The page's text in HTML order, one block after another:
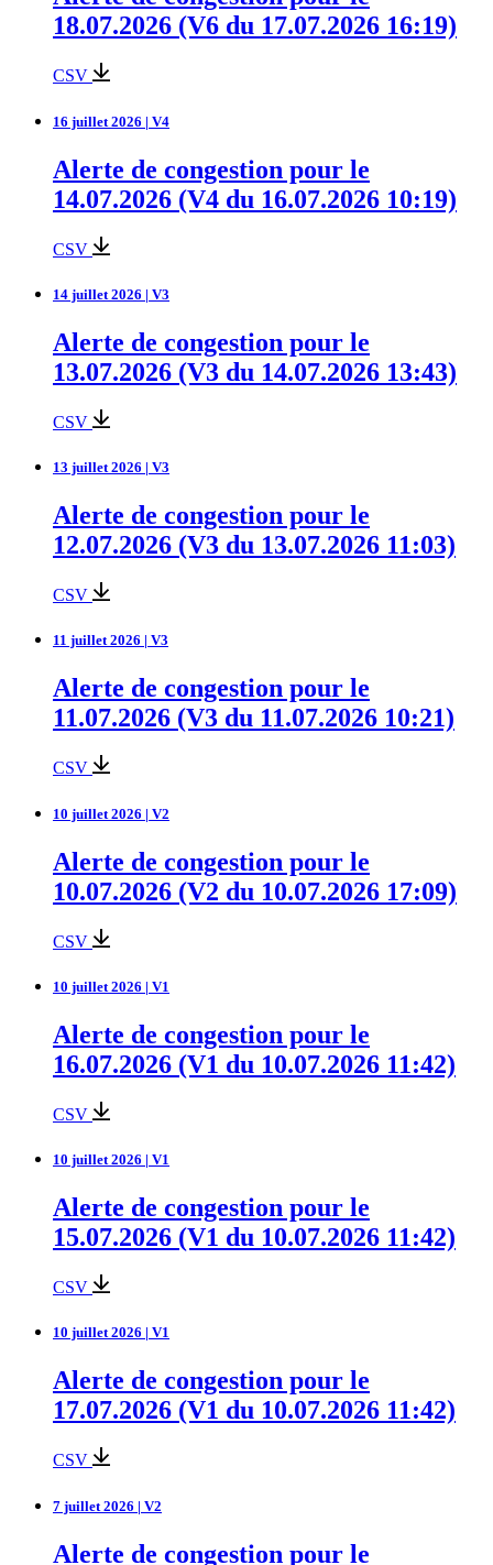
18.07.2026 (V6 du 17.07.2026 16:19)
CSV
16 juillet 2026 | V4
Alerte de congestion pour le
14.07.2026 (V4 du 16.07.2026 10:19)
CSV
14 juillet 2026 | V3
Alerte de congestion pour le
13.07.2026 (V3 du 14.07.2026 13:43)
CSV
13 juillet 2026 | V3
Alerte de congestion pour le
12.07.2026 (V3 du 13.07.2026 11:03)
CSV
11 juillet 2026 | V3
Alerte de congestion pour le
11.07.2026 (V3 du 11.07.2026 10:21)
CSV
10 juillet 2026 | V2
Alerte de congestion pour le
10.07.2026 (V2 du 10.07.2026 17:09)
CSV
10 juillet 2026 | V1
Alerte de congestion pour le
16.07.2026 (V1 du 10.07.2026 11:42)
CSV
10 juillet 2026 | V1
Alerte de congestion pour le
15.07.2026 (V1 du 10.07.2026 11:42)
CSV
10 juillet 2026 | V1
Alerte de congestion pour le
17.07.2026 (V1 du 10.07.2026 11:42)
CSV
7 juillet 2026 | V2
Alerte de congestion pour le